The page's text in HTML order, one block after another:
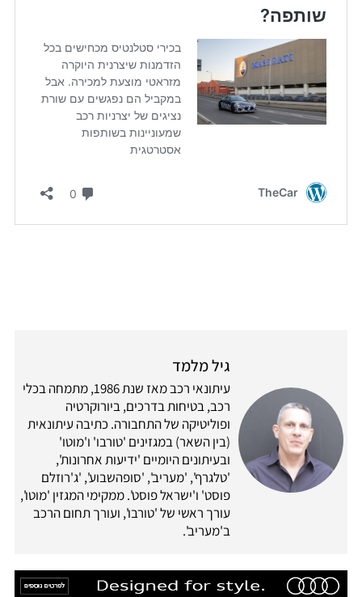
גיל מלמד
עיתונאי רכב מאז שנת 1986, מתמחה בכלי
רכב, בטיחות בדרכים, ביורוקרטיה
ופוליטיקה של התחבורה. כתיבה עיתונאית
(בין השאר) במגזינים 'טורבו' ו'מוטו'
ובעיתונים היומיים 'ידיעות אחרונות',
'טלגרף', 'מעריב', 'סופהשבוע', 'ג'רוזלם
פוסט' ו'ישראל פוסט'. ממקימי המגזין 'מוטו',
עורך ראשי של 'טורבו', ועורך תחום הרכב
ב'מעריב'.